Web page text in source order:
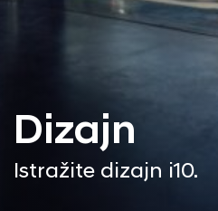
Dizajn
Istražite dizajn i10.